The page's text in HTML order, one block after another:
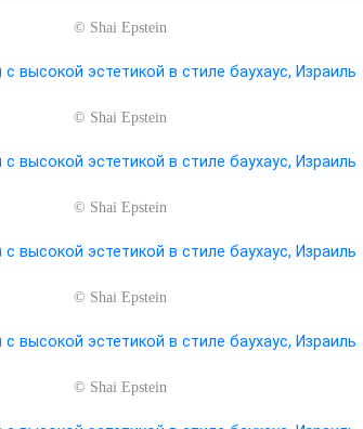
© Shai Epstein
© Shai Epstein
© Shai Epstein
© Shai Epstein
© Shai Epstein